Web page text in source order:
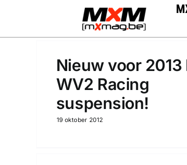
Nieuw voor 2013
WV2 Racing
suspension!
19 oktober 2012